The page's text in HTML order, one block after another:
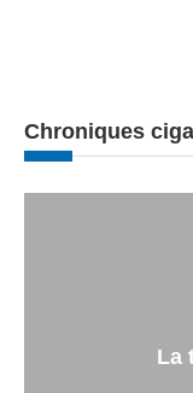
Chroniques
La